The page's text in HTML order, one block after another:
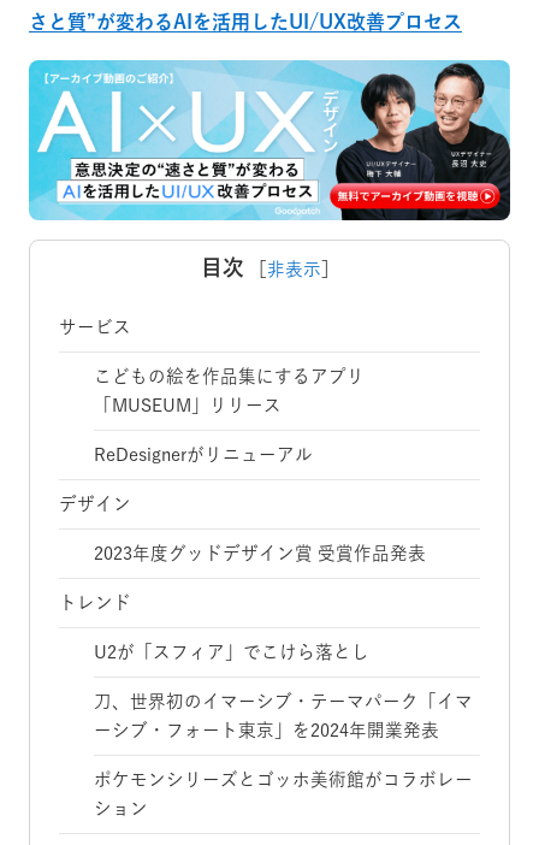
さと質”が変わるAIを活用したUI/UX改善プロセス
目次 非表示
サービス
こどもの絵を作品集にするアプリ
「MUSEUM」リリース
ReDesignerがリニューアル
デザイン
2023年度グッドデザイン賞 受賞作品発表
トレンド
U2が「スフィア」でこけら落とし
刀、世界初のイマーシブ・テーマパーク「イマ
ーシブ・フォート東京」を2024年開業発表
ポケモンシリーズとゴッホ美術館がコラボレー
ション